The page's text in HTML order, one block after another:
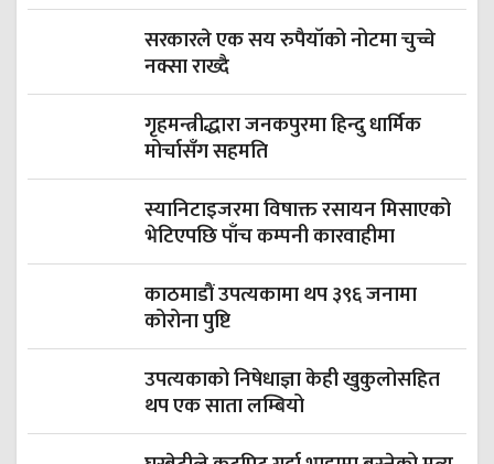
सरकारले एक सय रुपैयाँको नोटमा चुच्चे
नक्सा राख्दै
गृहमन्त्रीद्धारा जनकपुरमा हिन्दु धार्मिक
मोर्चासँग सहमति
स्यानिटाइजरमा विषाक्त रसायन मिसाएको
भेटिएपछि पाँच कम्पनी कारवाहीमा
काठमाडौं उपत्यकामा थप ३९६ जनामा
कोरोना पुष्टि
उपत्यकाको निषेधाज्ञा केही खुकुलोसहित
थप एक साता लम्बियो